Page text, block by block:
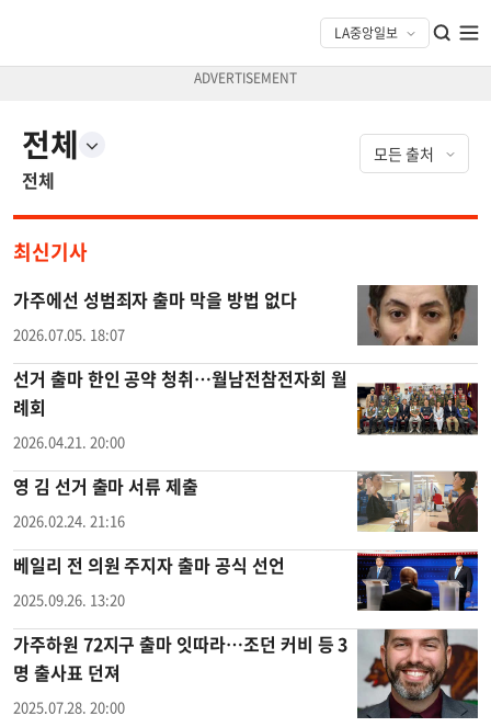
전체
전체
최신기사
가주에선 성범죄자 출마 막을 방법 없다
2026.07.05. 18:07
선거 출마 한인 공약 청취…월남전참전자회 월
례회
2026.04.21. 20:00
영 김 선거 출마 서류 제출
2026.02.24. 21:16
베일리 전 의원 주지자 출마 공식 선언
2025.09.26. 13:20
가주하원 72지구 출마 잇따라…조던 커비 등 3
명 출사표 던져
2025.07.28. 20:00